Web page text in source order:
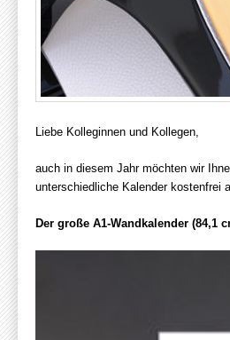
Liebe Kolleginnen und Kollegen,
auch in diesem Jahr möchten wir
unterschiedliche Kalender kostenfrei
Der große A1-Wandkalender (84,1